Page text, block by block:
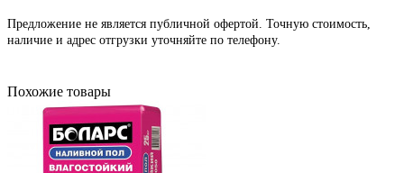
Предложение не является публичной офертой. Точную стоимость,
наличие и адрес отгрузки уточняйте по телефону.
Похожие товары